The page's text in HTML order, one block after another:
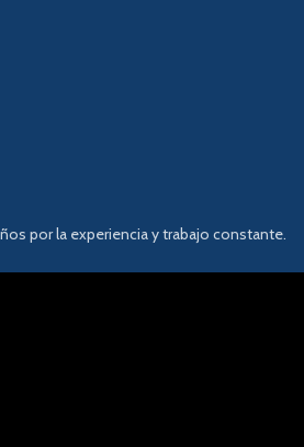
por la experiencia y trabajo constante.